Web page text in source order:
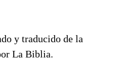
y traducido de la
La Biblia.